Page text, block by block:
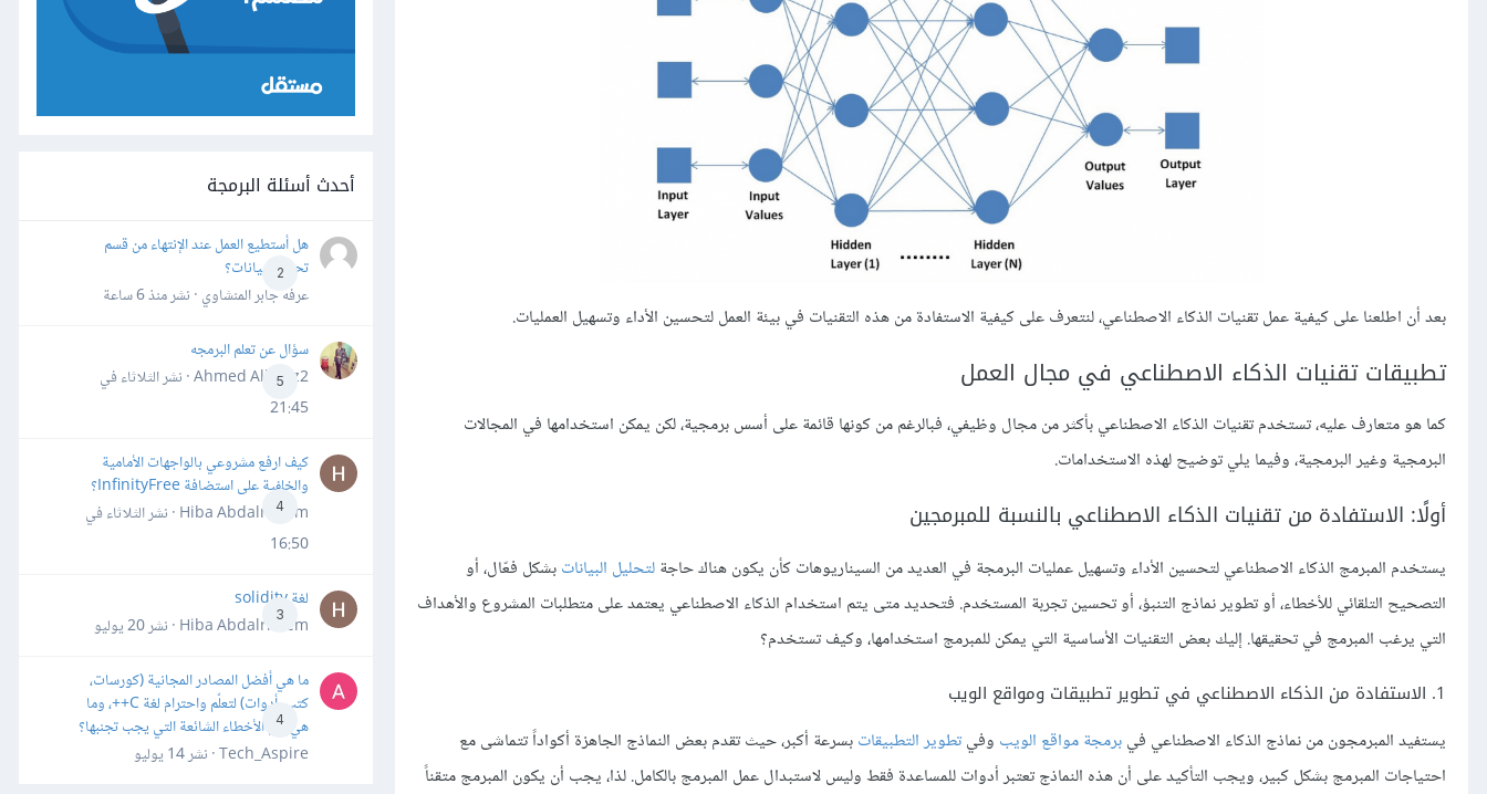
بعد أن اطلعنا على كيفية عمل تقنيات الذكاء الاصطناعي، لنتعرف على كيفية الاستفادة من هذه التقنيات في بيئة العمل لتحسين الأداء وتسهيل العمليات.
تطبيقات تقنيات الذكاء الاصطناعي في مجال العمل
كما هو متعارف عليه، تستخدم تقنيات الذكاء الاصطناعي بأكثر من مجال وظيفي، فبالرغم من كونها قائمة على أسس برمجية، لكن يمكن استخدامها في المجالات
البرمجية وغير البرمجية، وفيما يلي توضيح لهذه الاستخدامات.
أولًا: الاستفادة من تقنيات الذكاء الاصطناعي بالنسبة للمبرمجين
يستخدم المبرمج الذكاء الاصطناعي لتحسين الأداء وتسهيل عمليات البرمجة في العديد من السيناريوهات كأن يكون هناك حاجةلتحليل البياناتبشكل فعّال، أو
التصحيح التلقائي للأخطاء، أو تطوير نماذج التنبؤ، أو تحسين تجربة المستخدم. فتحديد متى يتم استخدام الذكاء الاصطناعي يعتمد على متطلبات المشروع والأهداف
التي يرغب المبرمج في تحقيقها. إليك بعض التقنيات الأساسية التي يمكن للمبرمج استخدامها، وكيف تستخدم؟
1. الاستفادة من الذكاء الاصطناعي في تطوير تطبيقات ومواقع الويب
يستفيد المبرمجون من نماذج الذكاء الاصطناعي فيبرمجة مواقع الويب وفيتطوير التطبيقاتبسرعة أكبر، حيث تقدم بعض النماذج الجاهزة أكواداً تتماشى مع
احتياجات المبرمج بشكل كبير، ويجب التأكيد على أن هذه النماذج تعتبر أدوات للمساعدة فقط وليس لاستبدال عمل المبرمج بالكامل. لذا، يجب أن يكون المبرمج متقناً
أحدث أسئلة البرمجة
2
هل أستطيع العمل عند الإنتهاء من قسم
تحليل البيانات؟
عرفه جابر المنشاوي · نشرمنذ 6 ساعة
5
سؤال عن تعلم البرمجه
Ahmed Alhafiz2 · نشر
الثلاثاء في
21:45
4
كيف ارفع مشروعي بالواجهات الأمامية
والخلفية على استضافة InfinityFree؟
Hiba Abdalrheem · نشر
الثلاثاء في
16:50
3
لغة solidity
Hiba Abdalrheem · نشر
20 يوليو
4
ما هي أفضل المصادر المجانية (كورسات،
كتب، أدوات) لتعلّم واحترام لغة C++، وما
هي أهم الأخطاء الشائعة التي يجب تجنبها؟
Tech_Aspire · نشر
14 يوليو